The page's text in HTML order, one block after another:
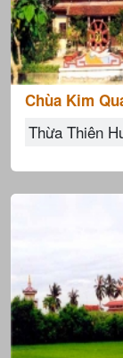
Chùa Kim
Thừa Thiên